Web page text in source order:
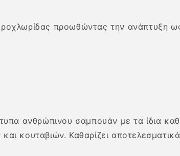
προωθώντας την ανάπτυξη
ανθρώπινου σαμπουάν με τα ίδια
κουταβιών. Καθαρίζει